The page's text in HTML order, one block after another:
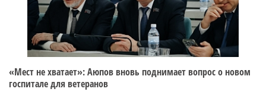
«Мест не хватает»: Аюпов вновь поднимает вопрос о новом
госпитале для ветеранов